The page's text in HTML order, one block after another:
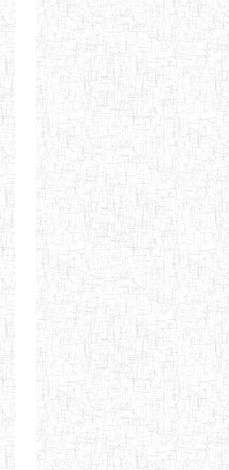
Denomination Création Type
ENIEG LES
MOINILLONS
25/09/1995 ENIEG Privé
ENPIEG
BILINGUE
MAGAWATI
10/10/2013 ENIEG Privé
ENIEG
BILINGUE
MATSIAZE
10/07/2000 ENIEG Privé
ENPIEG
BILINGUE
SENTTI-IBES
20/08/2015 ENIEG Privé
ENIEG PRIVEE
BILINGUE LES
ROSSIGNOLS
MAJORS
06/06/2016 ENIEG Privé
ENI PRIVEE
LAIQUE
22/09/2000 ENIEG Privé
ENIEG BERYLA 06/06/2014 ENIEG Privé
ENIEG
L'EXCELLENCE
28/08/2009 ENIEG Privé
ENIEG DES
NATIONS
10/07/2001 ENIEG Privé